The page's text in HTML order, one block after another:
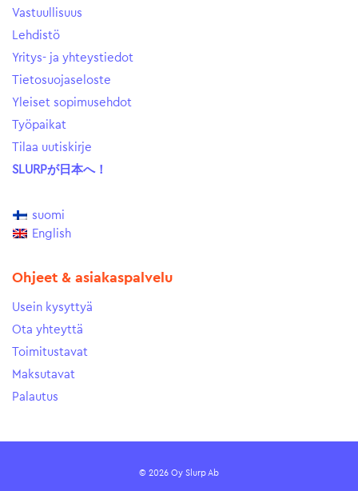
Vastuullisuus
Lehdistö
Yritys- ja yhteystiedot
Tietosuojaseloste
Yleiset sopimusehdot
Työpaikat
Tilaa uutiskirje
SLURPが日本へ！
suomi
English
Ohjeet & asiakaspalvelu
Usein kysyttyä
Ota yhteyttä
Toimitustavat
Maksutavat
Palautus
© 2026 Oy Slurp Ab